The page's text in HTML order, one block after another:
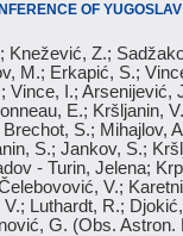
OF
Knežević, Z.;
M.; Erkapić, S.;
Vince, I.; Arsenijević,
E.; Kršljanin,
S.; Mihajlov,
S.; Jankov, S.;
- Turin, Jelena;
V.;
Luthardt, R.;
G. (Obs. Astron.